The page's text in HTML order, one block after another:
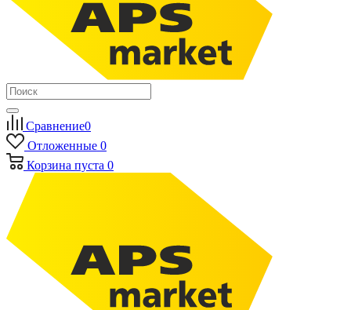
Сравнение0
Отложенные 0
Корзина пуста 0